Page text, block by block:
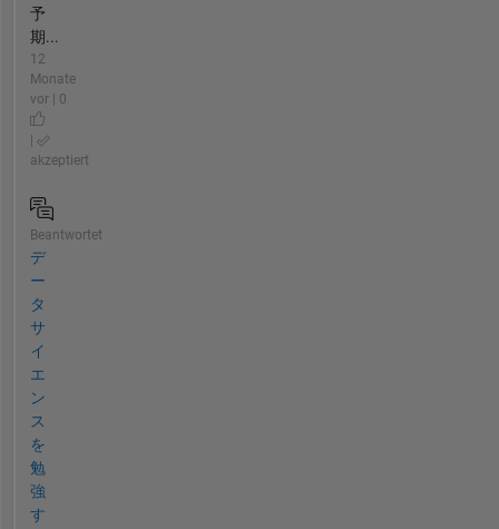
予
期...
12
Monate
vor | 0
akzeptiert
Beantwortet
デ
ー
タ
サ
イ
エ
ン
ス
を
勉
強
す